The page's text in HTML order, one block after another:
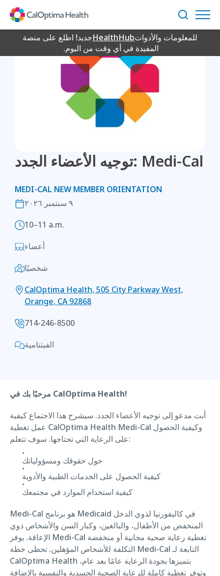
Content
بحث
جديد! اطلع على منصةHealthHubللمعلومات والأدوات
المفيدة في أي وقت من اليوم.
توجيه الأعضاء الجدد: Medi-Cal
MEDI-CAL NEW MEMBER ORIENTATION
٩ سبتمبر ٢٠٢٦
10–11 a.m.
أعضاء
شخصيًا
CalOptima Health, 505 City Parkway West,
Orange, CA 92868
714-246-8500
الفيتنامية
مرحبًا بك في CalOptima Health!
أنت مدعو إلى توجيه الأعضاء الجدد. سيشرح هذا الاجتماع كيفية
عمل تغطية CalOptima Health Medi-Cal وكيفية الحصول
على الرعاية التي تحتاجها. سوف تتعلم:
حول حقوقك ومسؤولياتك
كيفية الحصول على الخدمات الطبية والأدوية
كيفية استخدام الموارد في مجتمعك
Medi-Cal هو برنامج Medicaid في كاليفورنيا لذوي الدخل
المنخفض من الأطفال، والبالغين، وكبار السن والأشخاص ذوي
الإعاقة. يوفر Medi-Cal تغطية رعاية صحية مجانية أو منخفضة
التكلفة للأشخاص المؤهلين. تحظى خطة Medi-Cal التابعة لـ
CalOptima Health بتميزها بجودة الرعاية عامًا بعد عام،
وتوفر تغطية كاملة للرعاية الصحية الجسدية والنفسية بالإضافة